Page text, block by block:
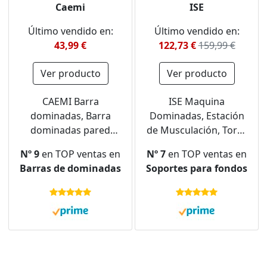
Caemi
Último vendido en:
43,99 €
Ver producto
CAEMI Barra
dominadas, Barra
dominadas pared
hasta 200 kg, Barra de
dominadas puerta sin
tornillos, Pull up bar
con bandas elásticas y
ebook de
Nº 9 en TOP ventas en
Barras de dominadas
ISE
Último vendido en:
122,73 €159,99 €
Ver producto
ISE Maquina
Dominadas, Estación
de Musculación, Torre
Entrenamiento
Multifuncional,
Multiestación con
Fitness, Power Tower
de Pull-up, Ejercicio
Nº 7 en TOP ventas en
Soportes para fondos